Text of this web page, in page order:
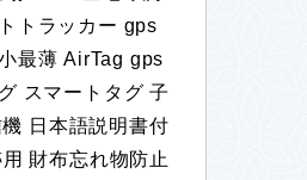
トラッカー gps
最薄 AirTag gps
スマートタグ 子
日本語説明書付
財布忘れ物防止